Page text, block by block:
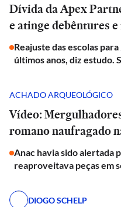
Dívida da Apex
e atinge debêntures
Reajuste das escolas
últimos anos, diz estudo.
ACHADO ARQUEOLÓGICO
Vídeo:
romano naufragado
Anac havia sido alertada
reaproveitava peças em
DIOGO SCHELP